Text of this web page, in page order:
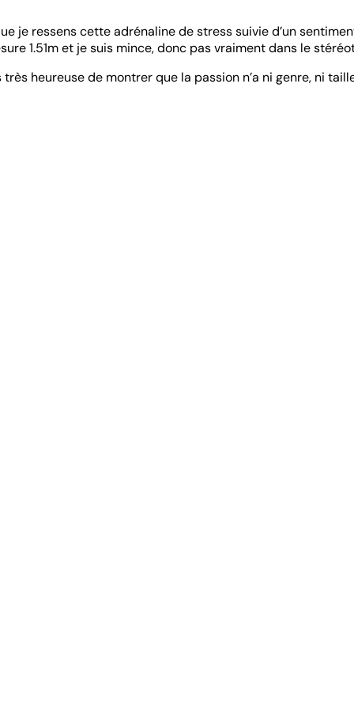
je ressens cette adrénaline de stress suivie d’un
1.51m et je suis mince, donc pas vraiment dans le
heureuse de montrer que la passion n’a ni genre, ni